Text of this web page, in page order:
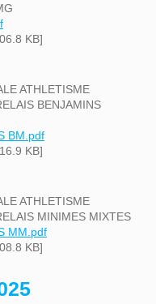
KB]
ATHLETISME
BENJAMINS
BM.pdf
KB]
ATHLETISME
MINIMES MIXTES
MM.pdf
KB]